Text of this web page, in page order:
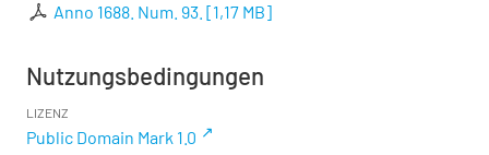
Anno 1688. Num. 93. [1,17 MB]
Nutzungsbedingungen
LIZENZ
Public Domain Mark 1.0